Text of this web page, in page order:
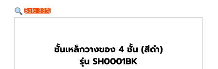
Sale 33%